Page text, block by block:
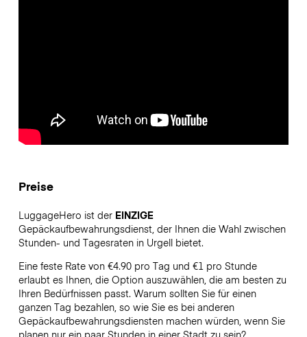
Preise
LuggageHero ist der EINZIGE
Gepäckaufbewahrungsdienst, der Ihnen die Wahl zwischen
Stunden- und Tagesraten in Urgell bietet.
Eine feste Rate von €4.90 pro Tag und €1 pro Stunde
erlaubt es Ihnen, die Option auszuwählen, die am besten zu
Ihren Bedürfnissen passt. Warum sollten Sie für einen
ganzen Tag bezahlen, so wie Sie es bei anderen
Gepäckaufbewahrungsdiensten machen würden, wenn Sie